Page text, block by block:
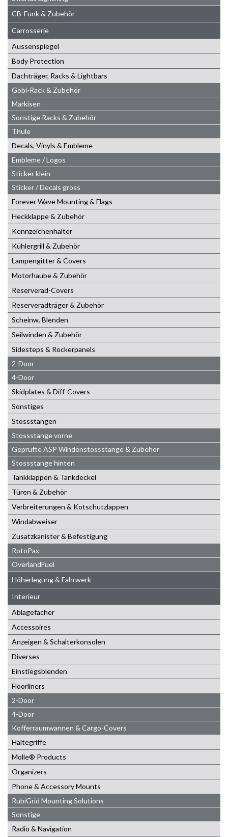
CB-Funk & Zubehör
Carrosserie
Aussenspiegel
Body Protection
Dachträger, Racks & Lightbars
Gobi-Rack & Zubehör
Markisen
Sonstige Racks & Zubehör
Thule
Decals, Vinyls & Embleme
Embleme / Logos
Sticker klein
Sticker / Decals gross
Forever Wave Mounting & Flags
Heckklappe & Zubehör
Kennzeichenhalter
Kühlergrill & Zubehör
Lampengitter & Covers
Motorhaube & Zubehör
Reserverad-Covers
Reserveradträger & Zubehör
Scheinw. Blenden
Seilwinden & Zubehör
Sidesteps & Rockerpanels
2-Door
4-Door
Skidplates & Diff-Covers
Sonstiges
Stossstangen
Stossstange vorne
Geprüfte ASP Windenstossstange & Zubehör
Stossstange hinten
Tankklappen & Tankdeckel
Türen & Zubehör
Verbreiterungen & Kotschutzlappen
Windabweiser
Zusatzkanister & Befestigung
RotoPax
OverlandFuel
Höherlegung & Fahrwerk
Interieur
Ablagefächer
Accessoires
Anzeigen & Schalterkonsolen
Diverses
Einstiegsblenden
Floorliners
2-Door
4-Door
Kofferraumwannen & Cargo-Covers
Haltegriffe
Molle® Products
Organizers
Phone & Accessory Mounts
RubiGrid Mounting Solutions
Sonstige
Radio & Navigation